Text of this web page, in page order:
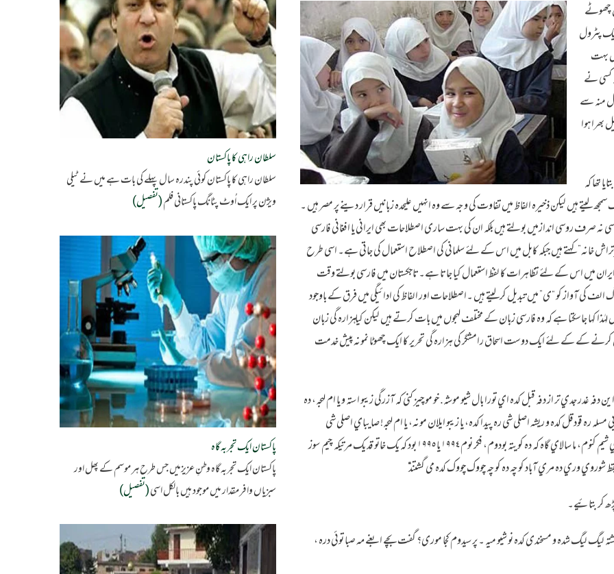
چھوٹے
پٹرول
بہت
کسی نے
منہ سے
بھرا ہوا
تھا کہ
ہیں لیکن ذخیرہ الفاظ میں تفاوت کی وجہ سے وہ انہیں علیحدہ زبانیں قرار دینے پر مصر ہیں ۔
روسی اندازمیں بولتے ہیں بلکہ ان کی بہت ساری اصطلاحات بھی ایرانی یا افغانی فارسی
کہتے ہیں جبکہ کابل میں اس کے لئے سلمانی کی اصطلاح استعمال کی جاتی ہے۔ اسی طرح
ایران میں اس کے لئے تظاہرات کا لفظ استعمال کیا جاتا ہے۔تاجکستان میں فارسی بولتے وقت
کی آواز کو “ی” میں تبدیل کرلیتے ہیں ۔اصطلاحات اور الفاظ کی ادائیگی میں فرق کے باوجود
جاسکتا ہے کہ وہ فارسی زبان کے مختلف لہجوں میں بات کرتے ہیں لیکن کیا ہزارہ گی زبان
کے کے لئے ایک دوست اسحاق رامشگر کی ہزارہ گی تحریر کا ایک چھوٹا نمونہ پیش خدمت
دفه غدر جدي تر از دفه قبل كده اي تورا بال شيو موشه. خو مو چيز كني كه آزرگي زيبو استه و يا ام لهجه، ده
ره قودقل كده و ريشه اصلي شي ره پيدا كده، يا زيبو ايلان مونه، يا ام لهجه! صايباي اصلي شي
منظورم محققين و زبان شناسان استه! ده پي ديموني ازي توره يگ نقل ريزه گگ بلدي شيم كنوم، ما سالاي گاه كه ده كويته بودوم، فكر نوم ١٩٩٤ يا ١٩٩٥ بود كه يك خاتو قد يك مرتيكه چيم سوز
شوروي وري ده مري آباد كوچه ده كوچه چووك چووك كده مي گشتند“
کر بتائیے۔
لیگ لیگ شدہ و مسخندی کدہ نو شیو میہ ۔ پرسیدوم کجا موری؟ گفت بچے ابغے مہ صبا توئی درہ ،
سلطان راہی کا پاکستان
سلطان راہی کا پاکستان کوئی پندرہ سال پہلے کی بات ہے میں نے ٹیلی
ویژن پر ایک اُوٹ پٹانگ پاکستانی فلم(تفصیل)
پاکستان ایک تجربہ گاہ
پاکستان ایک تجربہ گاہ وطنِ عزیزمیں جس طرح ہر موسم کے پھل اور
سبزیاں وافر مقدار میں موجود ہیں بالکل اسی(تفصیل)